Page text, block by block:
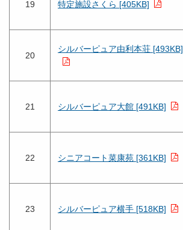
19 特定施設さくら [405KB]
20
シルバーピュア由利本荘 [493KB]
21 シルバーピュア大館 [491KB]
22 シニアコート菜康苑 [361KB]
23 シルバーピュア横手 [518KB]